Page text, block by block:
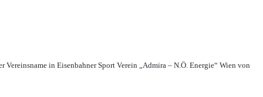
Vereinsname in Eisenbahner Sport Verein „Admira – N.Ö. Energie“ Wien von